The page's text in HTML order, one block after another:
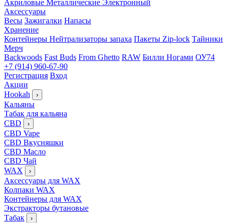
Акриловые Металлические Электронный
Аксессуары
Весы Зажигалки Напасы
Хранение
Контейнеры Нейтрализаторы запаха Пакеты Zip-lock Тайники
Мерч
Backwoods Fast Buds From Ghetto RAW Билли Ногами ОУ74
+7 (914) 960-67-90
Регистрация Вход
Акции
Hookah
›
Кальяны
Табак для кальяна
CBD
›
CBD Vape
CBD Вкусняшки
CBD Масло
CBD Чай
WAX
›
Аксессуары для WAX
Колпаки WAX
Контейнеры для WAX
Экстракторы бутановые
Табак
›